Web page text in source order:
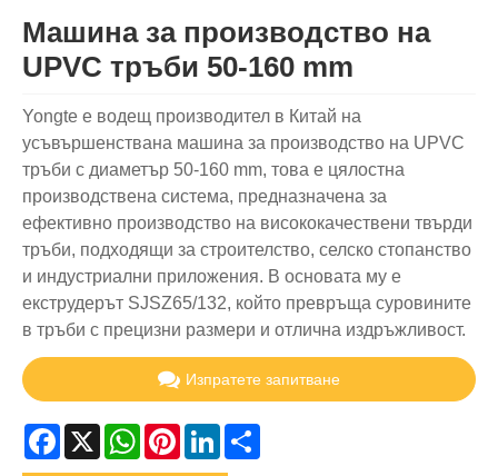
Машина за производство на
UPVC тръби 50-160 mm
Yongte е водещ производител в Китай на
усъвършенствана машина за производство на UPVC
тръби с диаметър 50-160 mm, това е цялостна
производствена система, предназначена за
ефективно производство на висококачествени твърди
тръби, подходящи за строителство, селско стопанство
и индустриални приложения. В основата му е
екструдерът SJSZ65/132, който превръща суровините
в тръби с прецизни размери и отлична издръжливост.
Изпратете запитване
Facebook
X WhatsApp
PinterestLinkedIn